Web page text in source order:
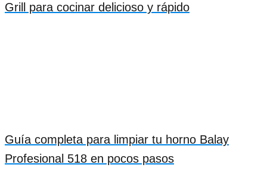
Grill para cocinar delicioso y rápido
Guía completa para limpiar tu horno Balay
Profesional 518 en pocos pasos